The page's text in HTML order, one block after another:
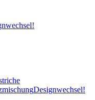
Designwechsel!